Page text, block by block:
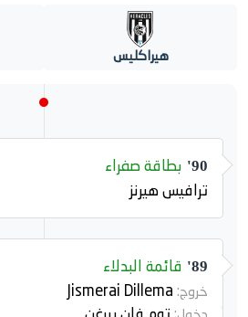
هيراكليس
90' بطاقة صفراء
ترافيس هيرنز
89' قائمة البدلاء
خروج: